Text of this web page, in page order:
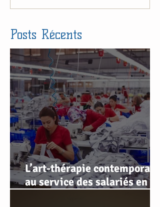
Posts Récents
L’art-thérapie contemporaine
au service des salariés en